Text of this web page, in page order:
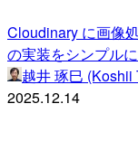
Cloudinary に画像
の実装をシンプル
越井 琢巳 (Koshii
2025.12.14